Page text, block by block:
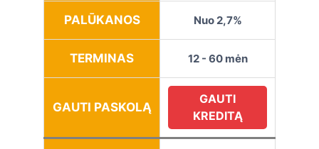
PALŪKANOS Nuo 2,7%
TERMINAS 12 - 60 mėn
GAUTI PASKOLĄ
GAUTI
KREDITĄ